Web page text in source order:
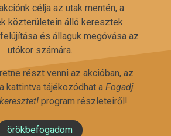
célja az utak mentén, a
közterületein álló keresztek
és állaguk megóvása az
utókor számára.
részt venni az akcióban, az
kattintva tájékozódhat a Fogadj
program részleteiről!
örökbefogadom